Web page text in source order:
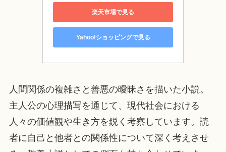
楽天市場で見る
Yahoo!ショッピングで見る
人間関係の複雑さと善悪の曖昧さを描いた小説。
主人公の心理描写を通じて、現代社会における
人々の価値観や生き方を鋭く考察しています。読
者に自己と他者との関係性について深く考えさせ